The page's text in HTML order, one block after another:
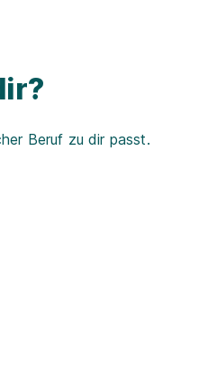
Beruf zu dir passt.